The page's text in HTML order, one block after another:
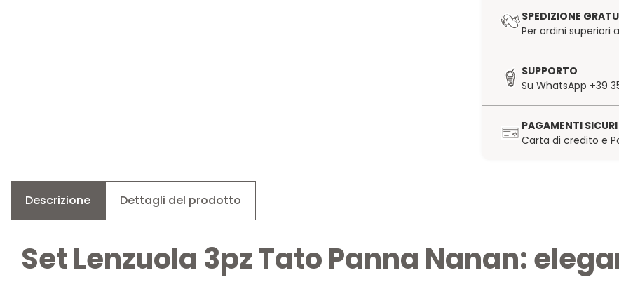
SPEDIZIONE
Per ordini superiori
SUPPORTO
Su WhatsApp +39
PAGAMENTI SICURI
Carta di credito e
Descrizione Dettagli del prodotto
Set Lenzuola 3pz Tato Panna Nanan: